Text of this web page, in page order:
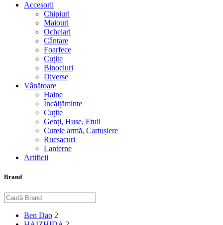
Accesorii
Chipiuri
Maiouri
Ochelari
Cântare
Foarfece
Cuțite
Binocluri
Diverse
Vânătoare
Haine
Încălțăminte
Cuțite
Genți, Huse, Etuii
Curele armă, Cartușiere
Rucsacuri
Lanterne
Artificii
Brand
Ben Dao 2